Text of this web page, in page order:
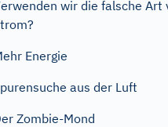
wir die falsche Art
Energie
aus der Luft
Zombie-Mond